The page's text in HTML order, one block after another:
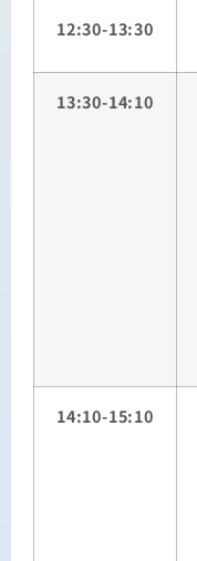
12:30-13:30
13:30-14:10
14:10-15:10